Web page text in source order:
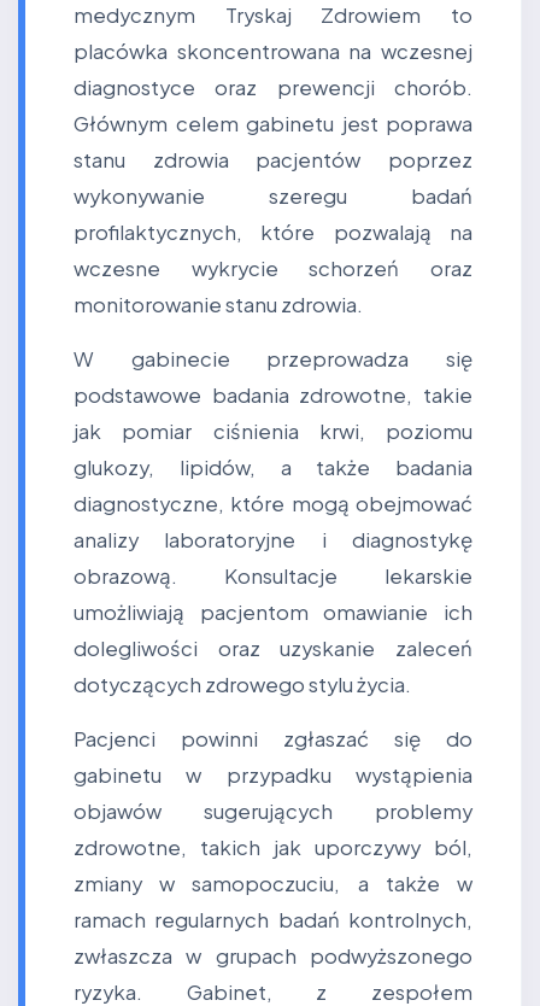
medycznym Tryskaj Zdrowiem to
placówka skoncentrowana na wczesnej
diagnostyce oraz prewencji chorób.
Głównym celem gabinetu jest poprawa
stanu zdrowia pacjentów poprzez
wykonywanie szeregu badań
profilaktycznych, które pozwalają na
wczesne wykrycie schorzeń oraz
monitorowanie stanu zdrowia.
W gabinecie przeprowadza się
podstawowe badania zdrowotne, takie
jak pomiar ciśnienia krwi, poziomu
glukozy, lipidów, a także badania
diagnostyczne, które mogą obejmować
analizy laboratoryjne i diagnostykę
obrazową. Konsultacje lekarskie
umożliwiają pacjentom omawianie ich
dolegliwości oraz uzyskanie zaleceń
dotyczących zdrowego stylu życia.
Pacjenci powinni zgłaszać się do
gabinetu w przypadku wystąpienia
objawów sugerujących problemy
zdrowotne, takich jak uporczywy ból,
zmiany w samopoczuciu, a także w
ramach regularnych badań kontrolnych,
zwłaszcza w grupach podwyższonego
ryzyka. Gabinet, z zespołem